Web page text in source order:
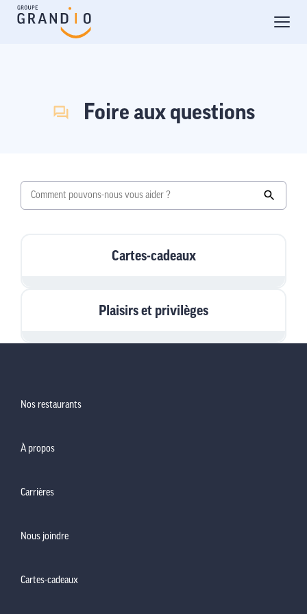
Foire aux questions
Cartes-cadeaux
Plaisirs et privilèges
Nos restaurants
À propos
Carrières
Nous joindre
Cartes-cadeaux